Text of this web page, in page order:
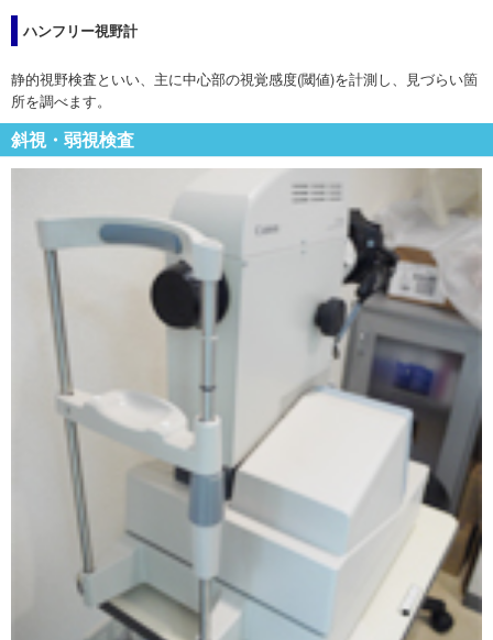
ハンフリー視野計
静的視野検査といい、主に中心部の視覚感度(閾値)を計測し、見づらい箇
所を調べます。
斜視・弱視検査